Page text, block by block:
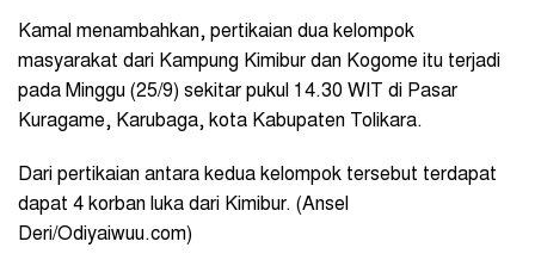
Kamal menambahkan, pertikaian dua kelompok
masyarakat dari Kampung Kimibur dan Kogome itu terjadi
pada Minggu (25/9) sekitar pukul 14.30 WIT di Pasar
Kuragame, Karubaga, kota Kabupaten Tolikara.
Dari pertikaian antara kedua kelompok tersebut terdapat
dapat 4 korban luka dari Kimibur. (Ansel
Deri/Odiyaiwuu.com)